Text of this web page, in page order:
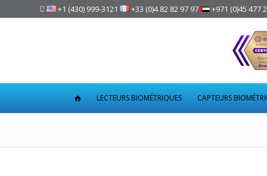
 +1 (430) 999-3121 +33 (0)4 82 82 97 97 +971 (0)45 477
LECTEURS BIOMÉTRIQUES CAPTEURS